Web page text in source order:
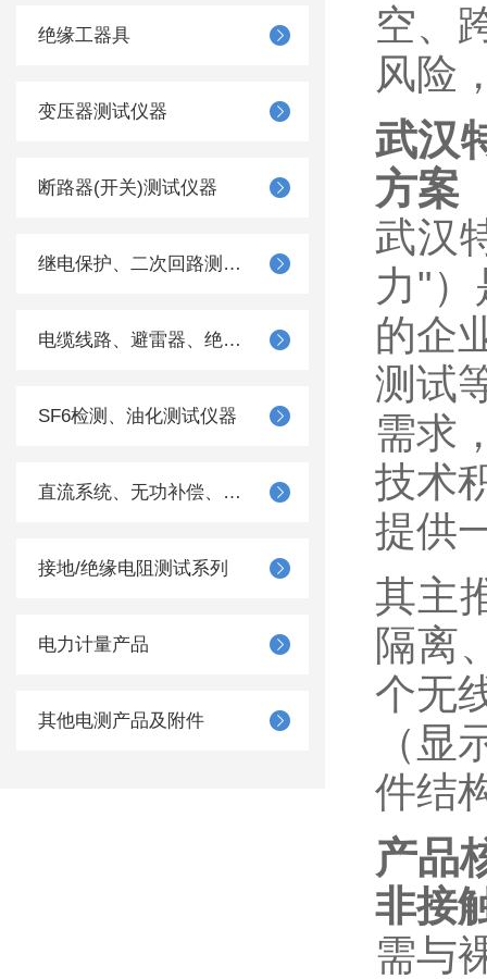
绝缘工器具
变压器测试仪器
断路器(开关)测试仪器
继电保护、二次回路测试仪器
电缆线路、避雷器、绝缘子测试仪器
SF6检测、油化测试仪器
直流系统、无功补偿、电池电机检测仪器
接地/绝缘电阻测试系列
电力计量产品
其他电测产品及附件
空、
风险
武汉
方案
武汉
力"
的企
测试
需求
技术
提供
其主
隔离
个无
（
件结
产品
非接
需与